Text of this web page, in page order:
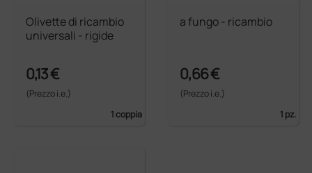
Olivette di ricambio
universali - rigide
0,13 €
(Prezzo i.e.)
1 coppia
a fungo - ricambio
0,66 €
(Prezzo i.e.)
1 pz.